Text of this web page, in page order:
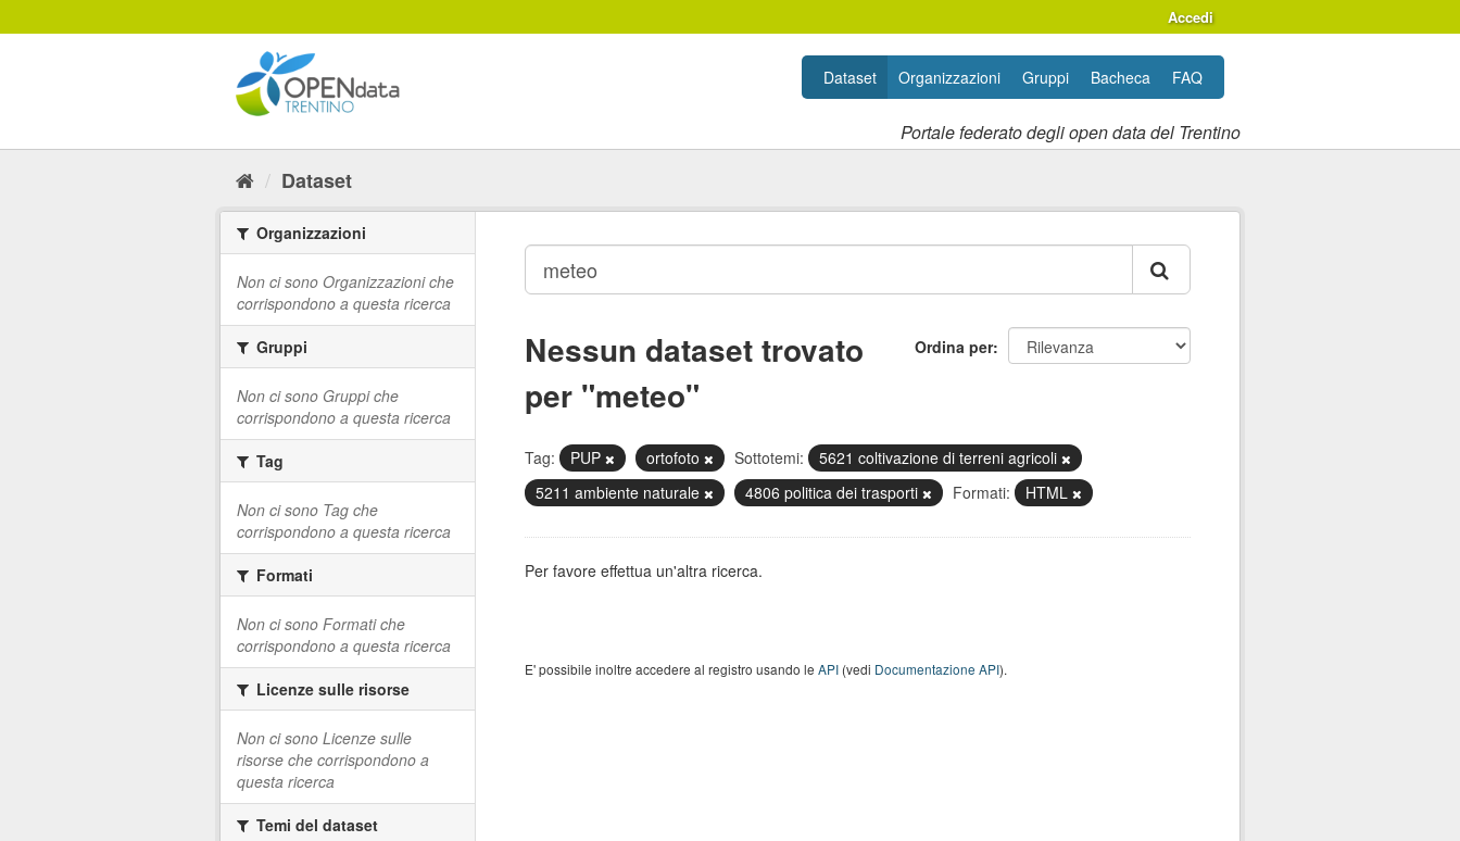
al
Accedi
Portale federato degli open data del Trentino
Dataset Organizzazioni Gruppi Bacheca FAQ
Dataset
Organizzazioni
Non ci sono Organizzazioni che
corrispondono a questa ricerca
Gruppi
Non ci sono Gruppi che
corrispondono a questa ricerca
Tag
Non ci sono Tag che
corrispondono a questa ricerca
Formati
Non ci sono Formati che
corrispondono a questa ricerca
Licenze sulle risorse
Non ci sono Licenze sulle
risorse che corrispondono a
questa ricerca
Temi del dataset
Ordina per
Nessun dataset trovato
per "meteo"
Tag: PUP ortofoto Sottotemi:
5621 coltivazione di terreni agricoli
5211 ambiente naturale
4806 politica dei trasporti Formati: HTML
Per favore effettua un'altra ricerca.
E' possibile inoltre accedere al registro usando le API(vedi Documentazione API).